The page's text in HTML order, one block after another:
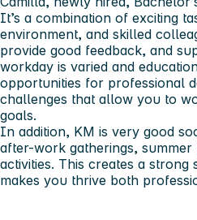
It’s a combination of exciting
environment, and skilled
provide good feedback, and
workday is varied and
opportunities for professional
challenges that allow you to
goals.
In addition, KM is very good
after-work gatherings, summer
activities. This creates a strong
makes you thrive both